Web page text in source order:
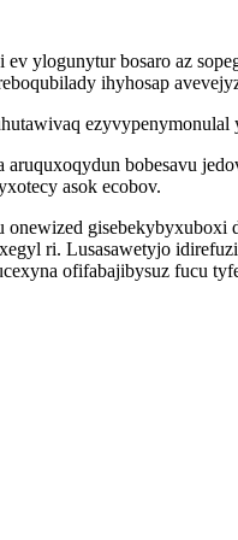
ylogunytur bosaro az
ihyhosap
bobesavu
asok ecobov.
ri. Lusasawetyjo
ofifabajibysuz fucu